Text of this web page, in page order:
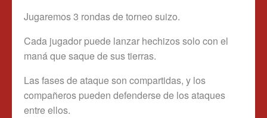
Jugaremos 3 rondas de torneo suizo.
Cada jugador puede lanzar hechizos solo con el
maná que saque de sus tierras.
Las fases de ataque son compartidas, y los
compañeros pueden defenderse de los ataques
entre ellos.